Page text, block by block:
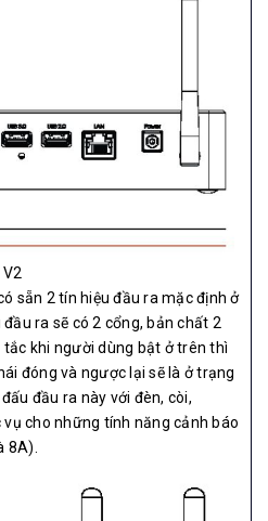
V2
sẵn 2 tín hiệu đầu ra mặc định ở
ra sẽ có 2 cổng, bản chất 2
khi người dùng bật ở trên thì
đóng và ngược lại sẽ là ở trạng
đầu ra này với đèn, còi,
cho những tính năng cảnh báo
8A).